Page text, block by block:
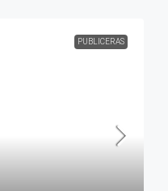
PUBLICERAS